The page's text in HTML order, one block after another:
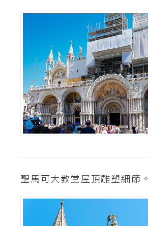
聖馬可大教堂屋頂雕塑細節。